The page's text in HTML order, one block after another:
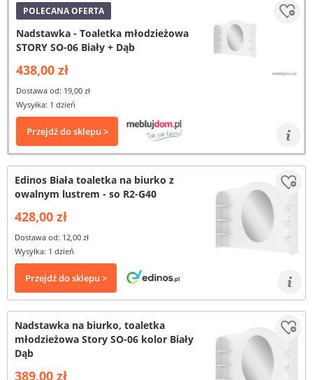
POLECANA OFERTA
Nadstawka - Toaletka młodzieżowa
STORY SO-06 Biały + Dąb
438,00 zł
Dostawa od: 19,00 zł
Wysyłka: 1 dzień
Przejdź do sklepu >
Edinos Biała toaletka na biurko z
owalnym lustrem - so R2-G40
428,00 zł
Dostawa od: 12,00 zł
Wysyłka: 1 dzień
Przejdź do sklepu >
Nadstawka na biurko, toaletka
młodzieżowa Story SO-06 kolor Biały
Dąb
389,00 zł